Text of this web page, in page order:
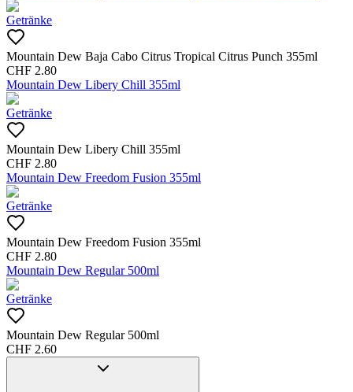
Getränke
Mountain Dew Baja Cabo Citrus Tropical Citrus Punch 355ml
CHF 2.80
Mountain Dew Libery Chill 355ml
Getränke
Mountain Dew Libery Chill 355ml
CHF 2.80
Mountain Dew Freedom Fusion 355ml
Getränke
Mountain Dew Freedom Fusion 355ml
CHF 2.80
Mountain Dew Regular 500ml
Getränke
Mountain Dew Regular 500ml
CHF 2.60